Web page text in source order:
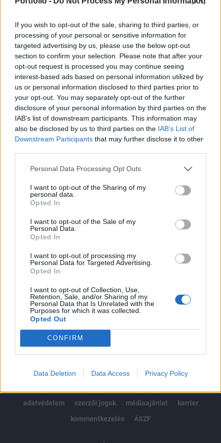
If you wish to opt-out of the sale, sharing to third parties, or
processing of your personal or sensitive information for
targeted advertising by us, please use the below opt-out
section to confirm your selection. Please note that after your
opt-out request is processed you may continue seeing
interest-based ads based on personal information utilized by
us or personal information disclosed to third parties prior to
your opt-out. You may separately opt-out of the further
disclosure of your personal information by third parties on the
IAB’s list of downstream participants. This information may
also be disclosed by us to third parties on the IAB’s List of
Downstream Participants that may further disclose it to other
Personal Data Processing Opt Outs
I want to opt-out of the Sharing of my
personal data.
Opted In
I want to opt-out of the Sale of my
Personal Data.
Opted In
I want to opt-out of processing my
Personal Data for Targeted Advertising.
Opted In
I want to opt-out of Collection, Use,
Retention, Sale, and/or Sharing of my
Personal Data that Is Unrelated with the
Purposes for which it was collected.
Opted Out
CONFIRM
Data Deletion Data Access Privacy Policy
A Deutsche Bank a mai napon tartársól vételre minősítette
fel a DaimlerChrysler-t és a korábbi 45 euros célárát 59
eiuróra emelte, melynek következtében 1.9%-os emelkedést
mutatnak az autógyártó papírjai. Az Adecco 59%-kal
növelte első negyedéves nettó nyereségét, miközben
árbevétele 17%-os emelkedést mutatott, a jelentés hatására
közel 5%-ot drágultak a vállalat...
KEDVES OLVASÓNK!
A keresett cikk a portfolio.hu hírarchívumához
tartozik, melynek olvasása előfizetéses
Az előfizetés a következőket tartalmazza:
Portfolio.hu teljes cikkarchívum
Kötéslisták: BÉT elmúlt 2 év napon belüli
kötéslistái
Előfizetés
MÁR ELŐFIZETŐNK VAGY?BEJELENTKEZÉS
© 2026 Portfolio
adatvédelem
szerzői jogok médiaajánlat
karrier
kommentkezelés
ÁSZF